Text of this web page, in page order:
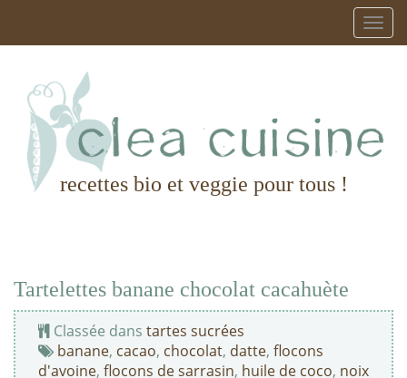
recettes bio et veggie pour tous !
Tartelettes banane chocolat cacahuète
Classée dans tartes sucrées
banane, cacao, chocolat, datte, flocons
d'avoine, flocons de sarrasin, huile de coco, noix